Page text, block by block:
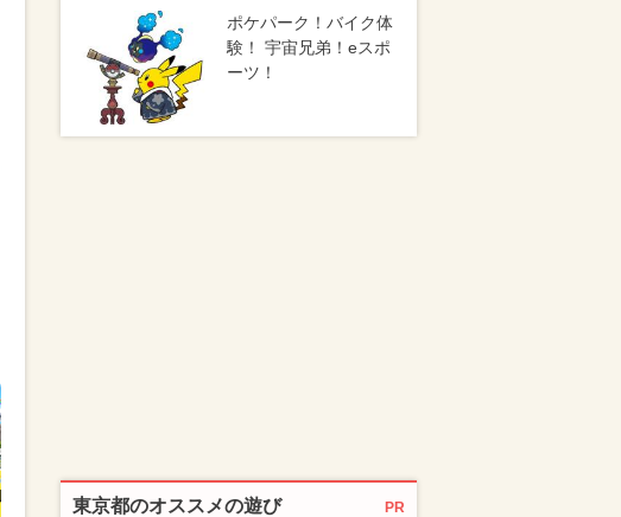
ポケパーク！バイク体
験！ 宇宙兄弟！eスポ
ーツ！
東京都のオススメの遊び PR